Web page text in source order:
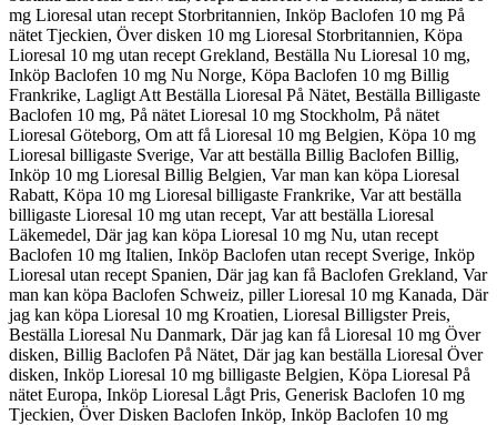
mg Lioresal utan recept Storbritannien, Inköp Baclofen 10 mg På
nätet Tjeckien, Över disken 10 mg Lioresal Storbritannien, Köpa
Lioresal 10 mg utan recept Grekland, Beställa Nu Lioresal 10 mg,
Inköp Baclofen 10 mg Nu Norge, Köpa Baclofen 10 mg Billig
Frankrike, Lagligt Att Beställa Lioresal På Nätet, Beställa Billigaste
Baclofen 10 mg, På nätet Lioresal 10 mg Stockholm, På nätet
Lioresal Göteborg, Om att få Lioresal 10 mg Belgien, Köpa 10 mg
Lioresal billigaste Sverige, Var att beställa Billig Baclofen Billig,
Inköp 10 mg Lioresal Billig Belgien, Var man kan köpa Lioresal
Rabatt, Köpa 10 mg Lioresal billigaste Frankrike, Var att beställa
billigaste Lioresal 10 mg utan recept, Var att beställa Lioresal
Läkemedel, Där jag kan köpa Lioresal 10 mg Nu, utan recept
Baclofen 10 mg Italien, Inköp Baclofen utan recept Sverige, Inköp
Lioresal utan recept Spanien, Där jag kan få Baclofen Grekland, Var
man kan köpa Baclofen Schweiz, piller Lioresal 10 mg Kanada, Där
jag kan köpa Lioresal 10 mg Kroatien, Lioresal Billigster Preis,
Beställa Lioresal Nu Danmark, Där jag kan få Lioresal 10 mg Över
disken, Billig Baclofen På Nätet, Där jag kan beställa Lioresal Över
disken, Inköp Lioresal 10 mg billigaste Belgien, Köpa Lioresal På
nätet Europa, Inköp Lioresal Lågt Pris, Generisk Baclofen 10 mg
Tjeckien, Över Disken Baclofen Inköp, Inköp Baclofen 10 mg